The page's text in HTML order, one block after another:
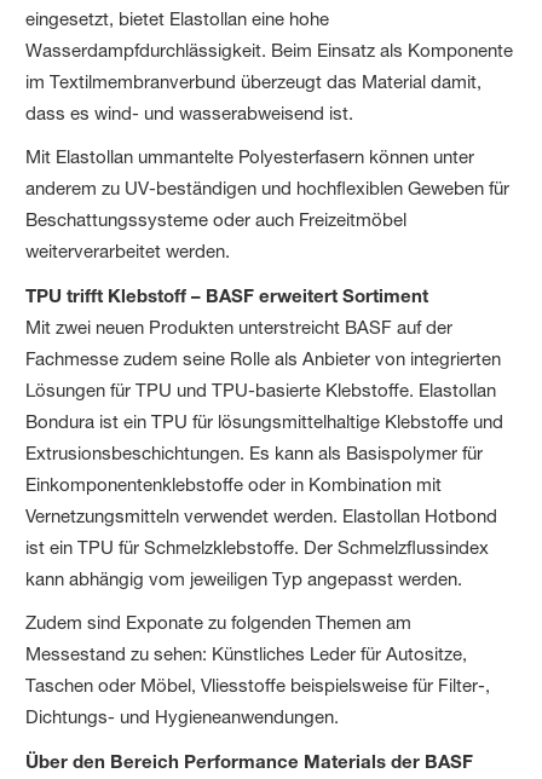
eingesetzt, bietet Elastollan eine hohe
Wasserdampfdurchlässigkeit. Beim Einsatz als Komponente
im Textilmembranverbund überzeugt das Material damit,
dass es wind- und wasserabweisend ist.
Mit Elastollan ummantelte Polyesterfasern können unter
anderem zu UV-beständigen und hochflexiblen Geweben für
Beschattungs­systeme oder auch Freizeitmöbel
weiterverarbeitet werden.
TPU trifft Klebstoff – BASF erweitert Sortiment
Mit zwei neuen Produkten unterstreicht BASF auf der
Fachmesse zudem seine Rolle als Anbieter von integrierten
Lösungen für TPU und TPU-basierte Klebstoffe. Elastollan
Bondura ist ein TPU für lösungsmittelhaltige Klebstoffe und
Extrusionsbeschichtungen. Es kann als Basispolymer für
Einkomponentenklebstoffe oder in Kombination mit
Vernetzungsmitteln verwendet werden. Elastollan Hotbond
ist ein TPU für Schmelzklebstoffe. Der Schmelzflussindex
kann abhängig vom jeweiligen Typ angepasst werden.
Zudem sind Exponate zu folgenden Themen am
Messestand zu sehen: Künstliches Leder für Autositze,
Taschen oder Möbel, Vliesstoffe beispielsweise für Filter-,
Dichtungs- und Hygienean­wendungen.
Über den Bereich Performance Materials der BASF